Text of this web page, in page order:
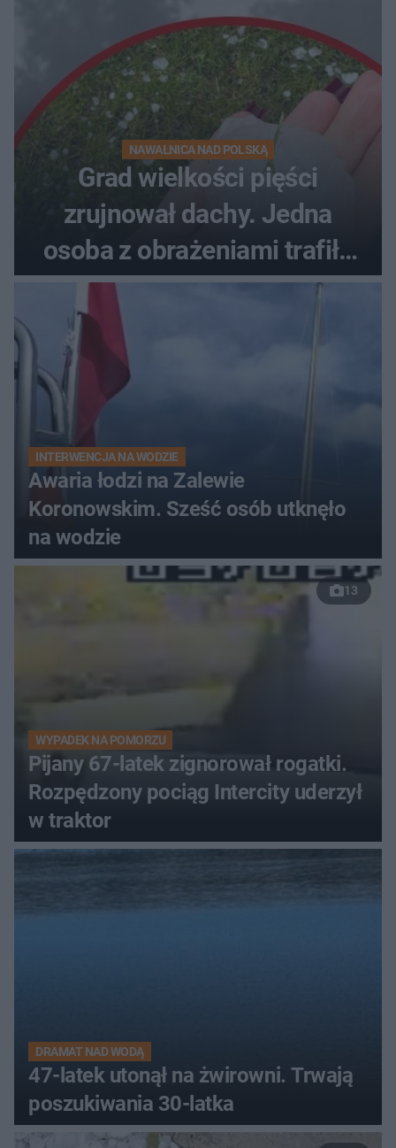
NAWAŁNICA NAD POLSKĄ
Grad wielkości pięści
zrujnował dachy. Jedna
osoba z obrażeniami trafiła
do szpitala
INTERWENCJA NA WODZIE
Awaria łodzi na Zalewie
Koronowskim. Sześć osób utknęło
na wodzie
13
WYPADEK NA POMORZU
Pijany 67-latek zignorował rogatki.
Rozpędzony pociąg Intercity uderzył
w traktor
DRAMAT NAD WODĄ
47-latek utonął na żwirowni. Trwają
poszukiwania 30-latka